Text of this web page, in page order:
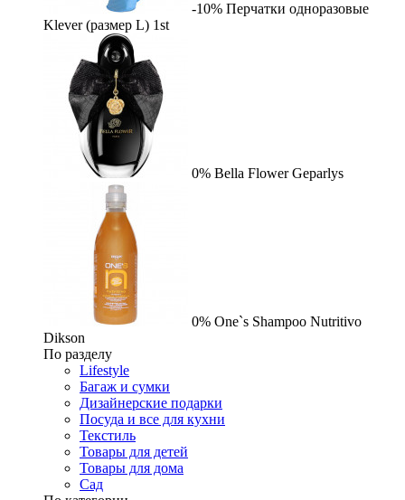
-10% Перчатки одноразовые
Klever (размер L) 1st
0% Bella Flower Geparlys
0% One`s Shampoo Nutritivo
Dikson
По разделу
Lifestyle
Багаж и сумки
Дизайнерские подарки
Посуда и все для кухни
Текстиль
Товары для детей
Товары для дома
Сад